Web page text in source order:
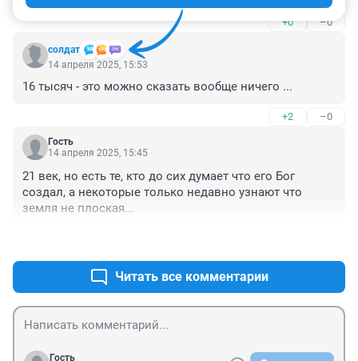
+0 –0
солдат
14 апреля 2025, 15:53
16 тысяч - это можно сказать вообще ничего ...
+2 –0
Гость
14 апреля 2025, 15:45
21 век, но есть те, кто до сих думает что его Бог
создал, а некоторые только недавно узнают что
земля не плоская...
Читать все комментарии
Гость